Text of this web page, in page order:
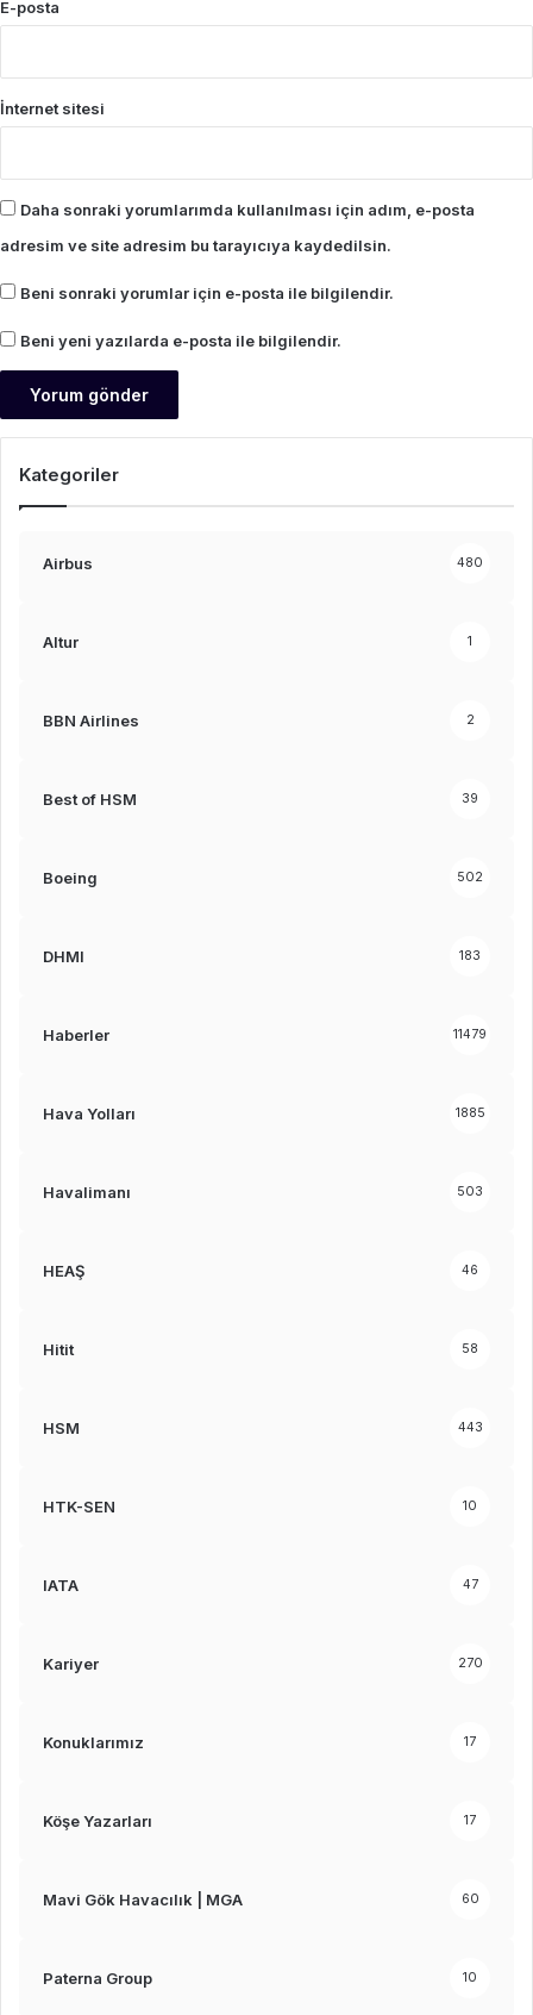
E-posta
İnternet sitesi
Daha sonraki yorumlarımda kullanılması için adım, e-posta
adresim ve site adresim bu tarayıcıya kaydedilsin.
Beni sonraki yorumlar için e-posta ile bilgilendir.
Beni yeni yazılarda e-posta ile bilgilendir.
Kategoriler
Airbus 480
Altur 1
BBN Airlines 2
Best of HSM 39
Boeing 502
DHMI 183
Haberler 11479
Hava Yolları 1885
Havalimanı 503
HEAŞ 46
Hitit 58
HSM 443
HTK-SEN 10
IATA 47
Kariyer 270
Konuklarımız 17
Köşe Yazarları 17
Mavi Gök Havacılık | MGA 60
Paterna Group 10